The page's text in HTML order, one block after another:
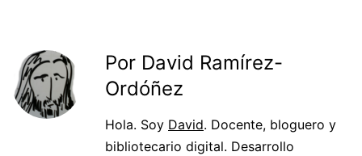
Por David Ramírez-
Ordóñez
Hola. Soy David. Docente, bloguero y
bibliotecario digital. Desarrollo